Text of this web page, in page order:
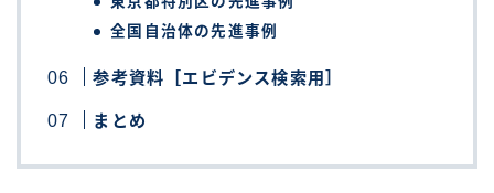
全国自治体の先進事例
参考資料［エビデンス検索用］
まとめ